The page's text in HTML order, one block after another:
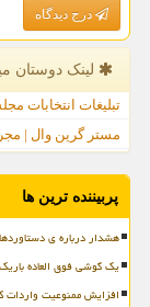
درج دیدگاه
لینک دوستان
تبلیغات انتخابات
مستر گرین وال |
پربیننده ترین ها
هشدار درباره ی
یک گوشی فوق العاده
افزایش ممنوعیت واردات